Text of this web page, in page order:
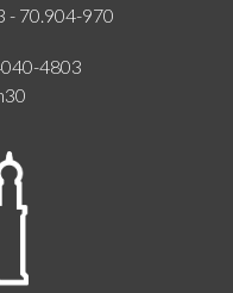
- 70.904-970
4803